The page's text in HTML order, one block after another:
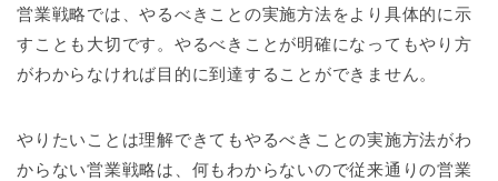
営業戦略では、やるべきことの実施方法をより具体的に示
すことも大切です。やるべきことが明確になってもやり方
がわからなければ目的に到達することができません。
やりたいことは理解できてもやるべきことの実施方法がわ
からない営業戦略は、何もわからないので従来通りの営業